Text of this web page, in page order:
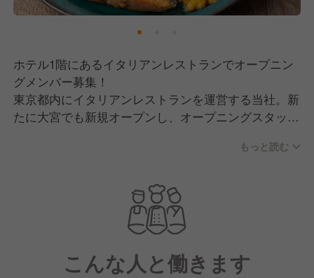
ホテル1階にあるイタリアンレストランでオープニン
グメンバー募集！
東京都内にイタリアンレストランを運営する当社。新
たに大宮でも新規オープンし、オープニングスタッフ
ーまで幅広い時間帯で営業し、特にピザとパスタを中
心としたイタリア料理を提供します。
もっと読む
こんな人と働きます